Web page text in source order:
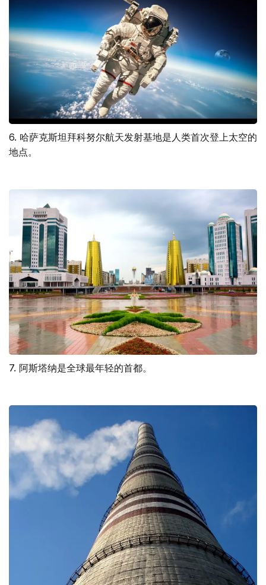
6. 哈萨克斯坦拜科努尔航天发射基地是人类首次登上太空的
地点。
7. 阿斯塔纳是全球最年轻的首都。